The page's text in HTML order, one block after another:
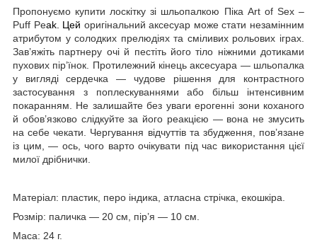
Пропонуємо купити лоскітку зі шльопалкою Піка Art of Sex –
Puff Peak. Цей оригінальний аксесуар може стати незамінним
атрибутом у солодких прелюдіях та сміливих рольових іграх.
Зав’яжіть партнеру очі й пестіть його тіло ніжними дотиками
пухових пір’їнок. Протилежний кінець аксесуара — шльопалка
у вигляді сердечка — чудове рішення для контрастного
застосування з поплескуваннями або більш інтенсивним
покаранням. Не залишайте без уваги ерогенні зони коханого
й обов’язково слідкуйте за його реакцією — вона не змусить
на себе чекати. Чергування відчуттів та збудження, пов’язане
із цим, — ось, чого варто очікувати під час використання цієї
милої дрібнички.
Матеріал: пластик, перо індика, атласна стрічка, екошкіра.
Розмір: паличка — 20 см, пір’я — 10 см.
Маса: 24 г.